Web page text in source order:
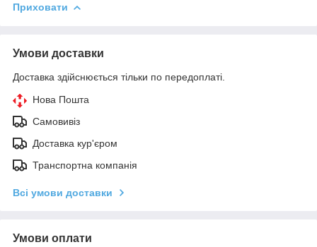
Приховати
Умови доставки
Доставка здійснюється тільки по передоплаті.
Нова Пошта
Самовивіз
Доставка кур'єром
Транспортна компанія
Всі умови доставки
Умови оплати